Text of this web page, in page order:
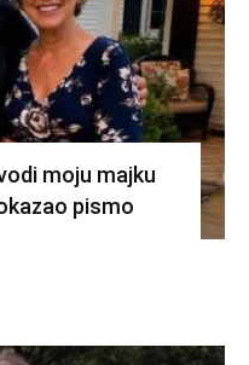
moju majku
pismo